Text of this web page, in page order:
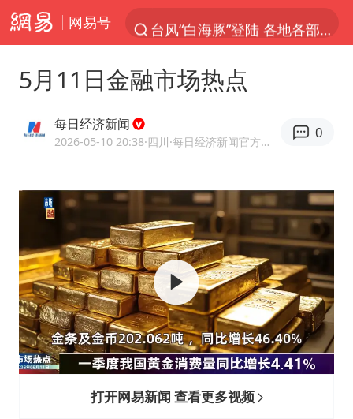
网易号
路虎卫士110 HSE限时降价
上海鼓励居家办公
小沈阳加盟《披荆斩棘》
朱一龙的鼻子怎么了
大疆错失宇树
5万小车卖不动 微型代步车集体遇冷
4.2平卫生间补漏注胶花1.55万
5月11日金融市场热点
每日经济新闻
2026-05-10 20:38·四川 ·每日经济新闻官方网易号
0
打开网易新闻 查看更多视频